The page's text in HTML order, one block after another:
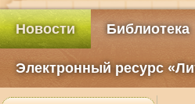
Новости Библиотека
Электронный ресурс